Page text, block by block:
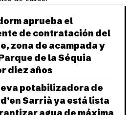
aprueba el
de contratación del
zona de acampada y
de la Séquia
diez años
potabilizadora de
Sarrià ya está lista